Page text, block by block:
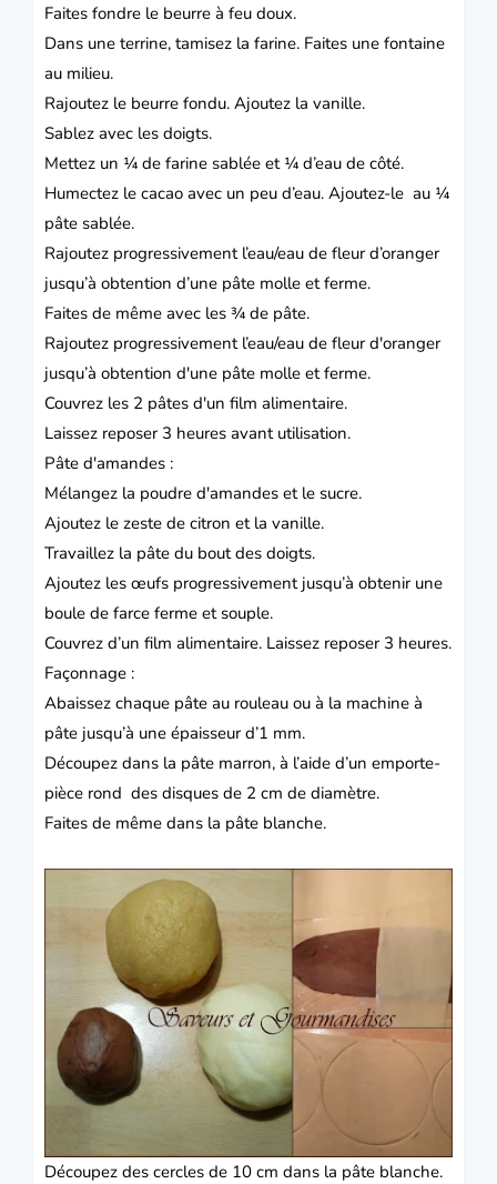
Faites fondre le beurre à feu doux.
Dans une terrine, tamisez la farine. Faites une fontaine
au milieu.
Rajoutez le beurre fondu. Ajoutez la vanille.
Sablez avec les doigts.
Mettez un ¼ de farine sablée et ¼ d’eau de côté.
Humectez le cacao avec un peu d’eau. Ajoutez-le au ¼
pâte sablée.
Rajoutez progressivement l’eau/eau de fleur d’oranger
jusqu’à obtention d’une pâte molle et ferme.
Faites de même avec les ¾ de pâte.
Rajoutez progressivement l’eau/eau de fleur d'oranger
jusqu’à obtention d'une pâte molle et ferme.
Couvrez les 2 pâtes d'un film alimentaire.
Laissez reposer 3 heures avant utilisation.
Pâte d'amandes :
Mélangez la poudre d'amandes et le sucre.
Ajoutez le zeste de citron et la vanille.
Travaillez la pâte du bout des doigts.
Ajoutez les œufs progressivement jusqu’à obtenir une
boule de farce ferme et souple.
Couvrez d’un film alimentaire. Laissez reposer 3 heures.
Façonnage :
Abaissez chaque pâte au rouleau ou à la machine à
pâte jusqu’à une épaisseur d’1 mm.
Découpez dans la pâte marron, à l’aide d’un emporte-
pièce rond des disques de 2 cm de diamètre.
Faites de même dans la pâte blanche.
Découpez des cercles de 10 cm dans la pâte blanche.